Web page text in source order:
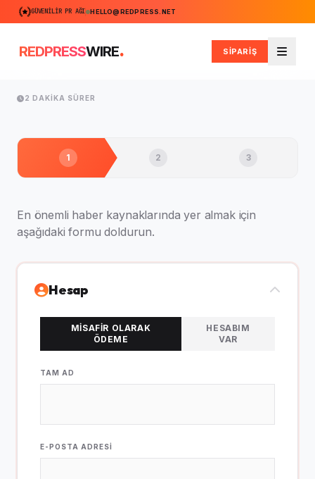
GÜVENILIR PR AĞI HELLO@REDPRESS.NET
REDPRESSWIRE. SİPARİŞ
Men
2 DAKIKA SÜRER
1 2 3
En önemli haber kaynaklarında yer almak için
aşağıdaki formu doldurun.
Hesap
MISAFIR OLARAK
ÖDEME
HESABIM
VAR
TAM AD
E-POSTA ADRESI